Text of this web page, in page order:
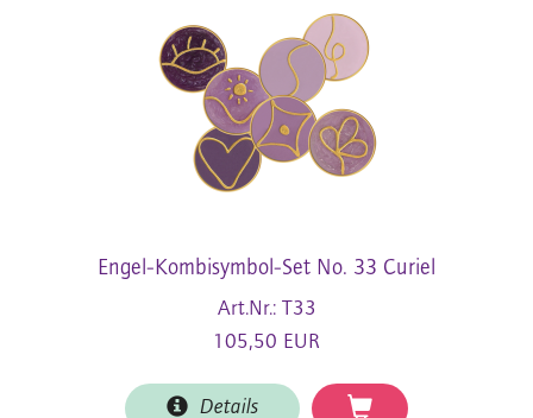
Engel-Kombisymbol-Set No. 33 Curiel
Art.Nr.: T33
105,50 EUR
Details